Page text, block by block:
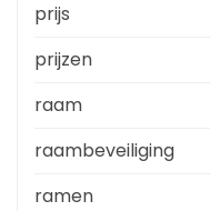
prijs
prijzen
raam
raambeveiliging
ramen